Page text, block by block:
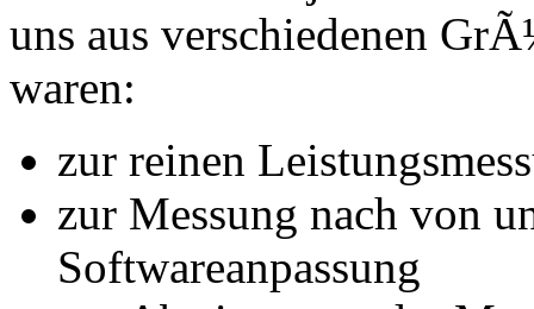
uns aus verschiedenen
waren:
zur reinen
zur Messung nach von
Softwareanpassung